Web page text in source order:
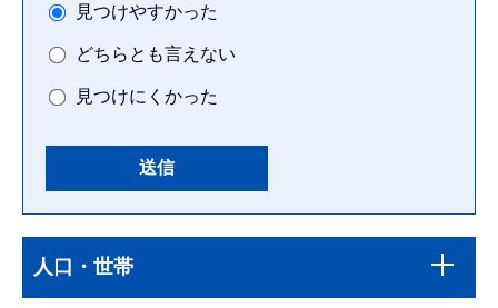
見つけやすかった
どちらとも言えない
見つけにくかった
ブ
人口・世帯